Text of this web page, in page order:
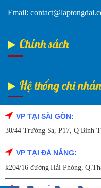
Email:
Chính sách
Hệ thống chi
VP TẠI SÀI GÒN:
30/44 Trường Sa, P17, Q Bình
VP TẠI ĐÀ NẴNG:
k204/16 đường Hải Phòng,
Fanpage